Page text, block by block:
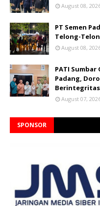
August 08,
PT Semen
Telong-
August 08,
PATI
Padang,
August 07,
SPONSOR